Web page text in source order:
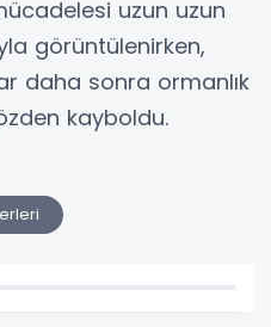
uzun uzun
görüntülenirken,
daha sonra ormanlık
kayboldu.